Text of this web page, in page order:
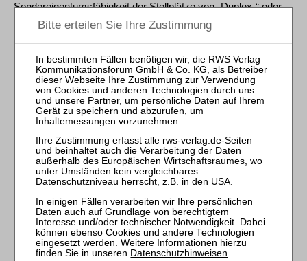
Sondereigentumsfähigkeit der Stellplätze von „Duplex-“ oder
„Palettenparkern“ nach altem und neuem WEG
BGH, Urt. v. 15.01.2020 – XII ZR 46/19
Ordentliche Kündigung eines konkludent geschlossenen
Stellplatzmietvertrags durch sondernutzungsberechtigten
Wohnungseigentümer
ZfIR 2020, 253
KG, Beschl. v. 27.08.2019 – 1 W 373 – 412/18
Grunddienstbarkeit anhand der zum damaligen Zeitpunkt
geltenden Rechtslage (hier: Stellplatz)
ZfIR 2019, 690
Datenschutzhinweisen